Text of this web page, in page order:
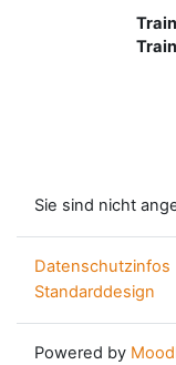
Sie sind nicht
Datenschutzinfos
Standarddesign
Powered by